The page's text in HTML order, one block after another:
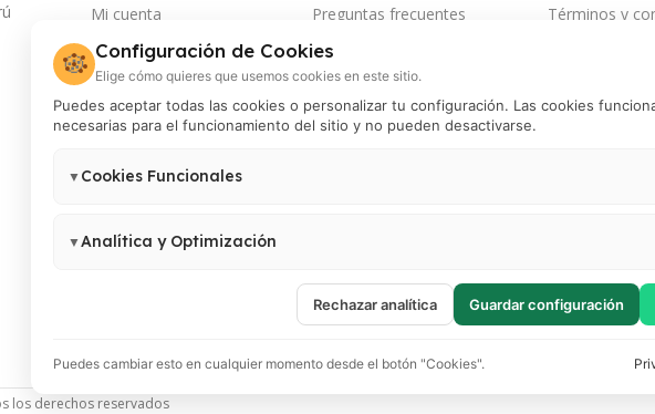
Mi cuenta
Seguimiento de envío
Documentos electrónicos
Atención por WhatsApp
Contáctanos
Preguntas frecuentes
Tiempo y cobertura de envíos
Términos y
devoluciones
los derechos reservados
🍪 Configuración de Cookies
Elige cómo quieres que usemos cookies en este sitio.
Puedes aceptar todas las cookies o personalizar tu configuración. Las cookies
necesarias para el funcionamiento del sitio y no pueden desactivarse.
▼ Cookies Funcionales
no pueden desactivarse.
▼Analítica y Optimización
Analytics 4, Google Tag Manager y Meta Pixel.Rechazar analítica Guardar configuración
Puedes cambiar esto en cualquier momento desde el botón "Cookies".